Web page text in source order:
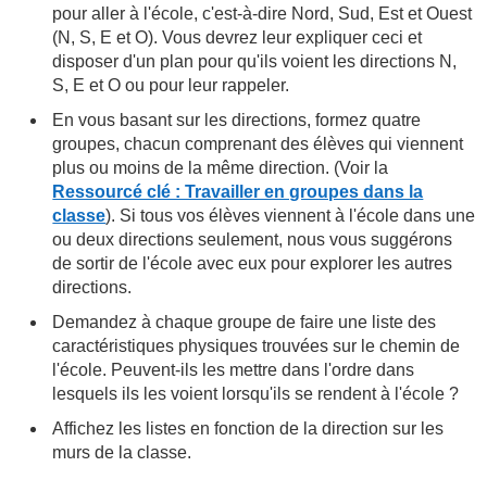
pour aller à l'école, c'est-à-dire Nord, Sud, Est et Ouest
(N, S, E et O). Vous devrez leur expliquer ceci et
disposer d'un plan pour qu'ils voient les directions N,
S, E et O ou pour leur rappeler.
En vous basant sur les directions, formez quatre
groupes, chacun comprenant des élèves qui viennent
plus ou moins de la même direction. (Voir la
Ressourcé clé : Travailler en groupes dans la
classe). Si tous vos élèves viennent à l'école dans une
ou deux directions seulement, nous vous suggérons
de sortir de l'école avec eux pour explorer les autres
directions.
Demandez à chaque groupe de faire une liste des
caractéristiques physiques trouvées sur le chemin de
l'école. Peuvent-ils les mettre dans l'ordre dans
lesquels ils les voient lorsqu'ils se rendent à l'école ?
Affichez les listes en fonction de la direction sur les
murs de la classe.